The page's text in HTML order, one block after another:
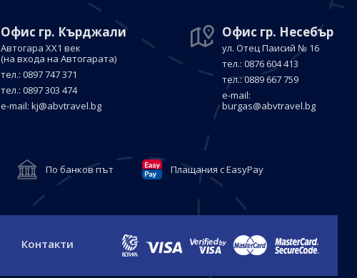
Офис гр. Кърджали
Автогара ХХ1 век
(на входа на Автогарата)
тел.: 0897 747 371
тел.: 0897 303 474
е-mail: kj@abvtravel.bg
Офис гр. Несебър
ул. Отец Паисий № 16
тел.: 0876 604 413
тел.: 0889 667 759
е-mail:
burgas@abvtravel.bg
По банков път Плащания с EasyPay
Контакти